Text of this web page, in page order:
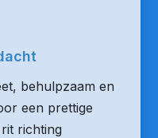
behulpzaam en
een prettige
richting